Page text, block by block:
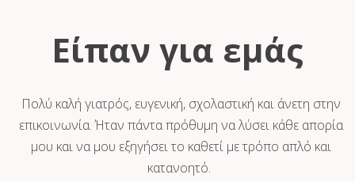
Είπαν για εμάς
Πολύ καλή γιατρός, ευγενική, σχολαστική και άνετη στην
επικοινωνία. Ήταν πάντα πρόθυμη να λύσει κάθε απορία
μου και να μου εξηγήσει το καθετί με τρόπο απλό και
κατανοητό.